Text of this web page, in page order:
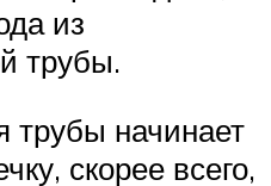
из
трубы.
трубы начинает
скорее всего,